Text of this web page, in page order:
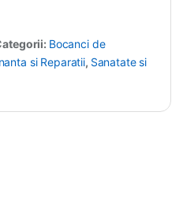
Bocanci de
si Reparatii, Sanatate si